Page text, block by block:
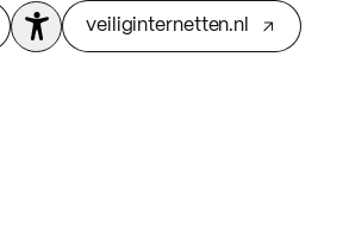
veiliginternetten.nl